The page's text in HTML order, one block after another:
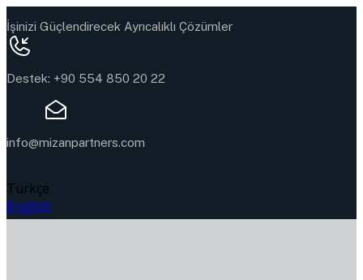
İşinizi Güçlendirecek Ayrıcalıklı Çözümler
Destek: +90 554 850 20 22
info@mizanpartners.com
Türkçe
English